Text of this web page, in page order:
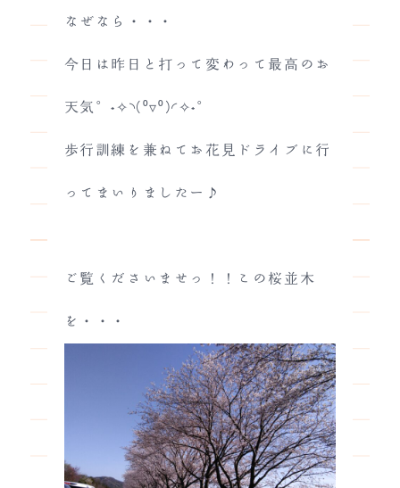
なぜなら・・・
今日は昨日と打って変わって最高のお
天気°˖✧◝(⁰▿⁰)◜✧˖°
歩行訓練を兼ねてお花見ドライブに行
ってまいりましたー♪
ご覧くださいませっ！！この桜並木
を・・・